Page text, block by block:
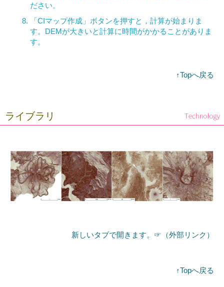
ださい。
「CIマップ作成」ボタンを押すと，計算が始まりま
す。DEMが大きいと計算に時間がかかることがありま
す。
↑Topへ戻る
ライブラリ
新しいタブで開きます。☞（外部リンク）
↑Topへ戻る